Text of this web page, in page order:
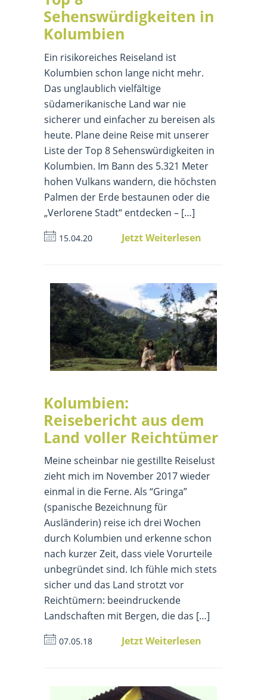
Sehenswürdigkeiten in
Kolumbien
Ein risikoreiches Reiseland ist
Kolumbien schon lange nicht mehr.
Das unglaublich vielfältige
südamerikanische Land war nie
sicherer und einfacher zu bereisen als
heute. Plane deine Reise mit unserer
Liste der Top 8 Sehenswürdigkeiten in
Kolumbien. Im Bann des 5.321 Meter
hohen Vulkans wandern, die höchsten
Palmen der Erde bestaunen oder die
„Verlorene Stadt“ entdecken – […]
15.04.20 Jetzt Weiterlesen
Kolumbien:
Reisebericht aus dem
Land voller Reichtümer
Meine scheinbar nie gestillte Reiselust
zieht mich im November 2017 wieder
einmal in die Ferne. Als “Gringa”
(spanische Bezeichnung für
Ausländerin) reise ich drei Wochen
durch Kolumbien und erkenne schon
nach kurzer Zeit, dass viele Vorurteile
unbegründet sind. Ich fühle mich stets
sicher und das Land strotzt vor
Reichtümern: beeindruckende
Landschaften mit Bergen, die das […]
07.05.18 Jetzt Weiterlesen